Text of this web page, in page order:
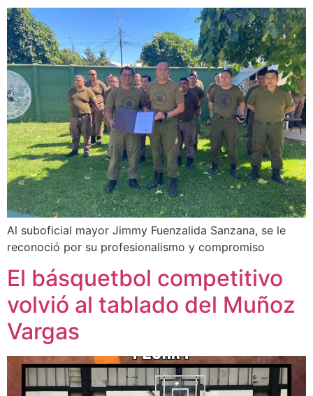
Al suboficial mayor Jimmy Fuenzalida Sanzana, se le
reconoció por su profesionalismo y compromiso
El básquetbol competitivo
volvió al tablado del Muñoz
Vargas